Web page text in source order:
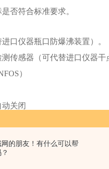
的朋友！有什么可以帮
否符合标准要求。
口仪器瓶口防爆沸装置）。
传感器（可代替进口仪器干
）
关闭
和蒸馏程序。
计算蒸发温度。